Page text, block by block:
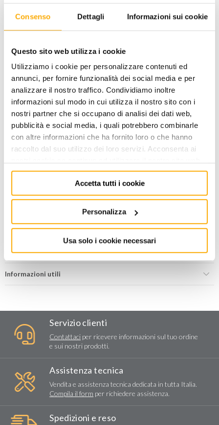
Consenso Dettagli Informazioni sui cookie
Questo sito web utilizza i cookie
Utilizziamo i cookie per personalizzare contenuti ed
annunci, per fornire funzionalità dei social media e per
analizzare il nostro traffico. Condividiamo inoltre
informazioni sul modo in cui utilizza il nostro sito con i
nostri partner che si occupano di analisi dei dati web,
pubblicità e social media, i quali potrebbero combinarle
con altre informazioni che ha fornito loro o che hanno
raccolto dal suo utilizzo dei loro servizi. Acconsenta ai
Accetta tutti i cookie
Personalizza
Usa solo i cookie necessari
3/8" - mm 16
CODICE: 0102200016
ACCEDI per visualizzare i prezzi a te riservati!
PREZZO STANDARD
65,21 + iva
PREZZO INTERNET
€41,00
Condividi
Informazioni utili
Servizio clienti
Contattaci per ricevere informazioni sul tuo ordine
e sui nostri prodotti.
Assistenza tecnica
Vendita e assistenza tecnica dedicata in tutta Italia.
Compila il form per richiedere assistenza.
Spedizioni e reso